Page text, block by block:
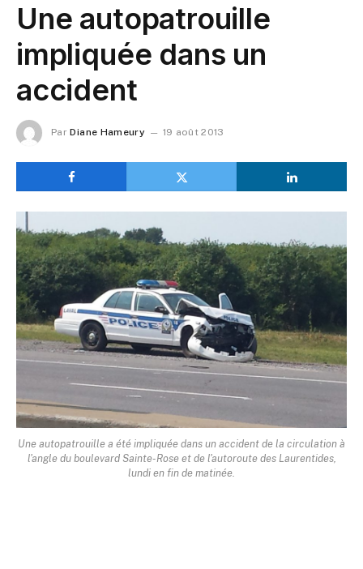
Une autopatrouille
impliquée dans un
accident
Par Diane Hameury 19 août 2013
Une autopatrouille a été impliquée dans un accident de la circulation à
l'angle du boulevard Sainte-Rose et de l'autoroute des Laurentides,
lundi en fin de matinée.